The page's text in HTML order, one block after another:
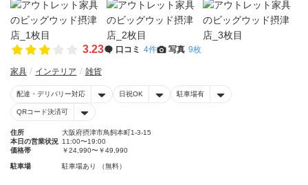
3.23 口コミ 4件 写真 9枚
家具 インテリア 雑貨
配達・デリバリー対応 日祝OK 駐車場有
QRコード決済可
住所
大阪府摂津市鳥飼本町1-3-15
本日の営業状況 11:00〜19:00
価格帯
￥24,990〜￥49,990
駐車場 駐車場あり （無料）